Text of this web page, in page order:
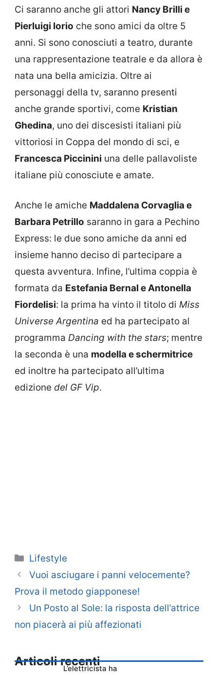
Ci saranno anche gli attori Nancy Brilli e
Pierluigi Iorio che sono amici da oltre 5
anni. Si sono conosciuti a teatro, durante
una rappresentazione teatrale e da allora è
nata una bella amicizia. Oltre ai
personaggi della tv, saranno presenti
anche grande sportivi, come Kristian
Ghedina, uno dei discesisti italiani più
vittoriosi in Coppa del mondo di sci, e
Francesca Piccinini una delle pallavoliste
italiane più conosciute e amate.
Anche le amiche Maddalena Corvaglia e
Barbara Petrillo saranno in gara a Pechino
Express: le due sono amiche da anni ed
insieme hanno deciso di partecipare a
questa avventura. Infine, l’ultima coppia è
formata da Estefania Bernal e Antonella
Fiordelisi: la prima ha vinto il titolo di Miss
Universe Argentina ed ha partecipato al
programma Dancing with the stars; mentre
la seconda è una modella e schermitrice
ed inoltre ha partecipato all’ultima
edizione del GF Vip.
Categorie
Lifestyle
Vuoi asciugare i panni velocemente?
Prova il metodo giapponese!
Un Posto al Sole: la risposta dell’attrice
non piacerà ai più affezionati
Articoli recenti
L’elettricista ha